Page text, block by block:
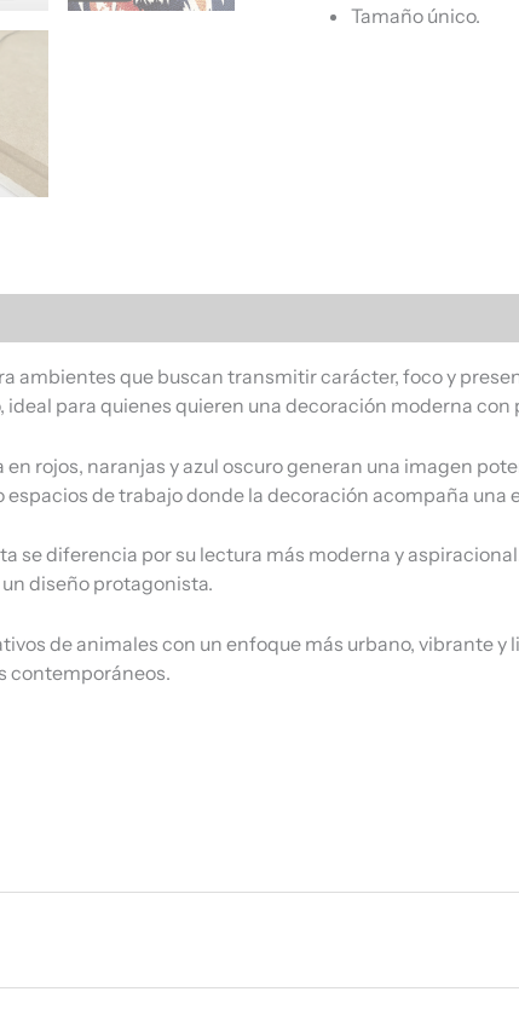
Tamaño único.
ambientes que buscan transmitir carácter, foco y
para quienes quieren una decoración moderna con
rojos, naranjas y azul oscuro generan una imagen
de trabajo donde la decoración acompaña una
se diferencia por su lectura más moderna y
diseño protagonista.
de animales con un enfoque más urbano, vibrante y
contemporáneos.